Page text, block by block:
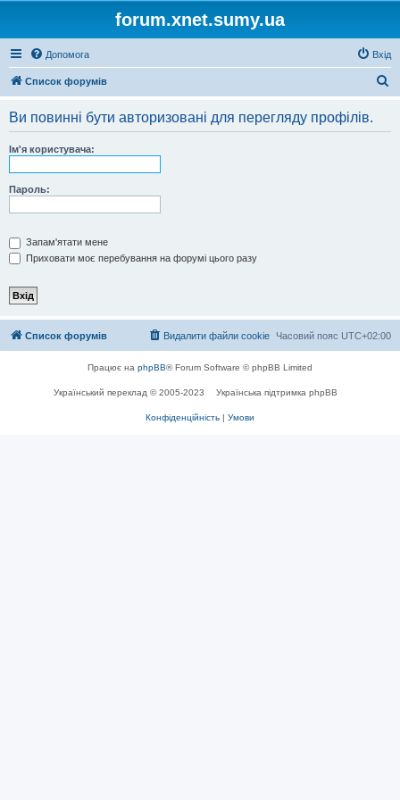
forum.xnet.sumy.ua
Допомога Вхід
Список форумів
Ви повинні бути авторизовані для перегляду профілів.
Ім'я користувача:
Пароль:
Запам'ятати мене
Приховати моє перебування на форумі цього разу
Список форумів Часовий пояс UTC+02:00
Видалити файли cookie
Працює на phpBB® Forum Software © phpBB Limited
Український переклад © 2005-2023 Українська підтримка phpBB
Конфіденційність | Умови